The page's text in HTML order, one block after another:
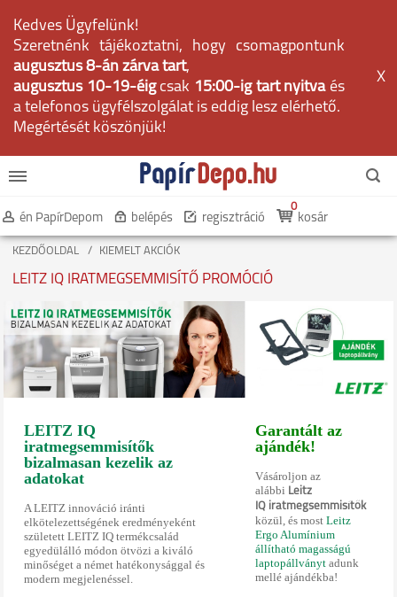
Kedves Ügyfelünk!
Szeretnénk tájékoztatni, hogy csomagpontunk
augusztus 8-án zárva tart,
augusztus 10-19-éig csak 15:00-ig tart nyitvaés
a telefonos ügyfélszolgálat is eddig lesz elérhető.
Megértését köszönjük!
X
én PapírDepom belépés regisztráció kosár
0
KEZDŐOLDAL KIEMELT AKCIÓK
LEITZ IQ IRATMEGSEMMISÍTŐ PROMÓCIÓ
LEITZ IQ
iratmegsemmisítők
bizalmasan kezelik az
adatokat
A LEITZ innováció iránti
elkötelezettségének eredményeként
született LEITZ IQ termékcsalád
egyedülálló módon ötvözi a kiváló
minőséget a német hatékonysággal és
modern megjelenéssel.
Garantált az
ajándék!
Vásároljon az
alábbi Leitz
IQ iratmegsemmisítők
közül, és most Leitz
Ergo Alumínium
állítható magasságú
laptopállványt adunk
mellé ajándékba!